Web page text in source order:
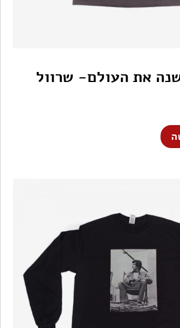
את העולם- שרוול